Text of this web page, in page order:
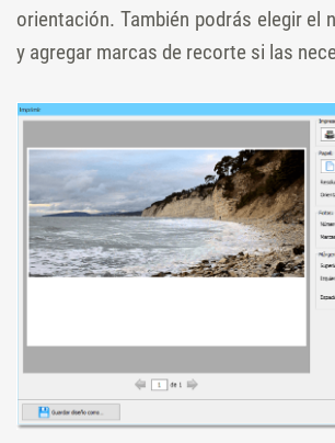
orientación. También podrás elegir el
y agregar marcas de recorte si las